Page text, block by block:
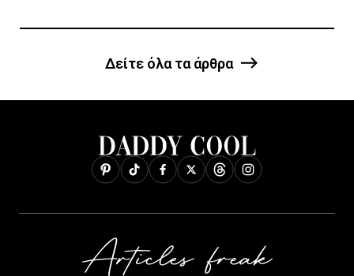
Δείτε όλα τα άρθρα